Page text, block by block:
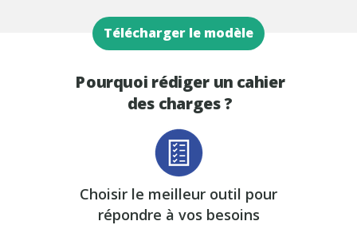
Pourquoi rédiger un cahier
des charges ?
Choisir le meilleur outil pour
répondre à vos besoins
Télécharger le modèle